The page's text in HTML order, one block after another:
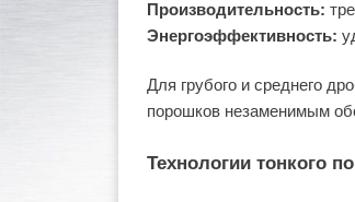
Производительность:
Энергоэффективность:
Для грубого и среднего
порошков незаменимым
Технологии тонкого